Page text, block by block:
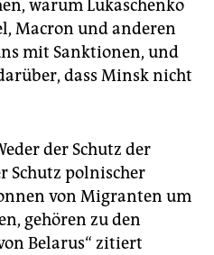
warum Lukaschenko
Macron und anderen
mit Sanktionen, und
dass Minsk nicht
der Schutz der
Schutz polnischer
von Migranten um
gehören zu den
Belarus“ zitiert